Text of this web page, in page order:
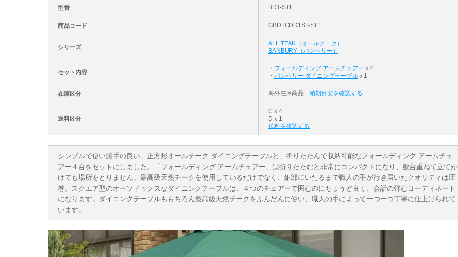
型番 BDT-ST1
商品コード GBDTCDD1ST-ST1
シリーズ
ALL TEAK（オールチーク）
BANBURY（バンベリー）
セット内容
・ フォールディング アームチェアー ｘ4
・ バンベリー ダイニングテーブル ｘ1
在庫区分 海外在庫商品 納期目安を確認する
送料区分
Cｘ4
Dｘ1
送料を確認する
シンプルで使い勝手の良い、正方形オールチーク ダイニングテーブルと、折りたたんで収納可能なフォールディング アームチェ
アー４台をセットにしました。「フォールディング アームチェアー」は折りたたむと非常にコンパクトになり、数台重ねて立てか
けても場所をとりません。最高級天然チークを使用しているだけでなく、細部にいたるまで職人の手が行き届いたクオリティは圧
巻。スクエア型のオーソドックスなダイニングテーブルは、４つのチェアーで囲むのにちょうど良く、会話の弾むコーディネート
になります。ダイニングテーブルももちろん最高級天然チークをふんだんに使い、職人の手によって一つ一つ丁寧に仕上げられて
います。